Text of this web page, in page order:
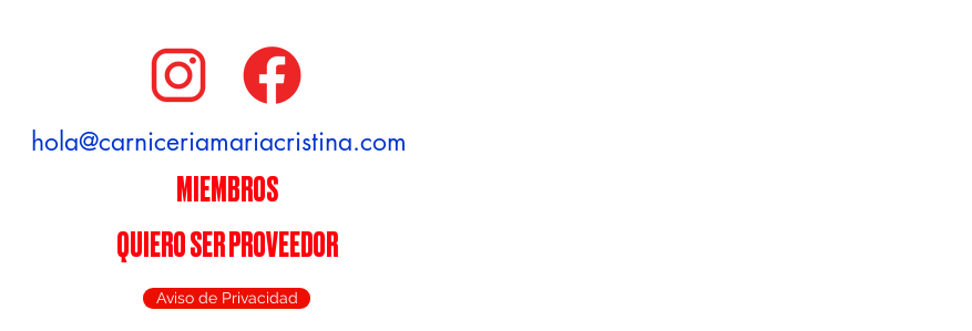
hola@carniceriamariacristina.com
MIEMBROS
QUIERO SER PROVEEDOR
Aviso de Privacidad